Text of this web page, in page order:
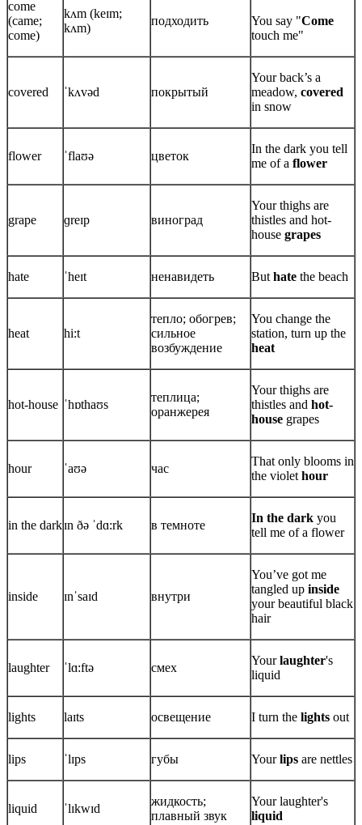
come
(came;
come)
kʌm (keɪm;
kʌm)
подходить You say "Come
touch me"
covered ˈkʌvəd покрытый
Your back’s a
meadow, covered
in snow
flower ˈflaʊə цветок
In the dark you tell
me of a flower
grape ɡreɪp виноград
Your thighs are
thistles and hot-
house grapes
hate ˈheɪt ненавидеть But hate the beach
heat hi:t
тепло; обогрев;
сильное
возбуждение
You change the
station, turn up the
heat
hot-house ˈhɒthaʊs
теплица;
оранжерея
Your thighs are
thistles and hot-
house grapes
hour ˈaʊə час
That only blooms in
the violet hour
in the darkɪn ðə ˈdɑ:rk в темноте
In the dark you
tell me of a flower
inside ɪnˈsaɪd внутри
You’ve got me
tangled up inside
your beautiful black
hair
laughter ˈlɑ:ftə смех
Yourlaughter's
liquid
lights laɪts освещение I turn the lights out
lips ˈlɪps губы Yourlips are nettles
liquid ˈlɪkwɪd
жидкость;
плавный звук
Your laughter's
liquid